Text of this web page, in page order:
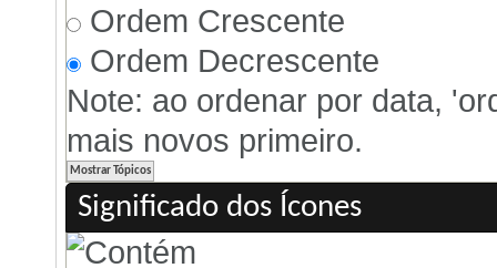
Ordem Crescente
Ordem Decrescente
Note: ao ordenar por data,
mais novos primeiro.
Significado dos Ícones